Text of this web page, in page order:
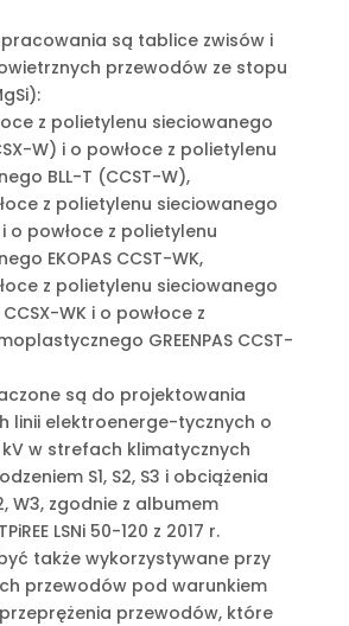
są tablice zwisów i
przewodów ze stopu
z polietylenu sieciowanego
W) i o powłoce z polietylenu
BLL-T (CCST-W),
z polietylenu sieciowanego
o powłoce z polietylenu
EKOPAS CCST-WK,
z polietylenu sieciowanego
CCSX-WK i o powłoce z
GREENPAS CCST-
są do projektowania
linii elektroenerge-tycznych o
kV w strefach klimatycznych
S1, S2, S3 i obciążenia
W3, zgodnie z albumem
LSNi 50-120 z 2017 r.
także wykorzystywane przy
przewodów pod warunkiem
przewodów, które